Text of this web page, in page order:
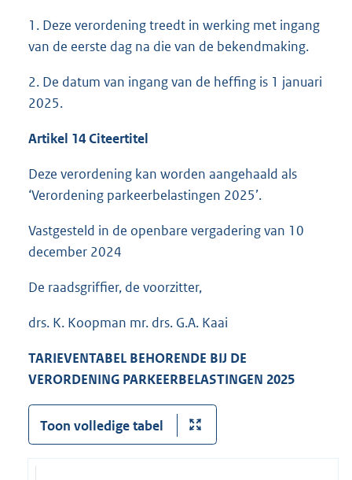
1. Deze verordening treedt in werking met ingang
van de eerste dag na die van de bekendmaking.
2. De datum van ingang van de heffing is 1 januari
2025.
Artikel 14 Citeertitel
Deze verordening kan worden aangehaald als
‘Verordening parkeerbelastingen 2025’.
Vastgesteld in de openbare vergadering van 10
december 2024
De raadsgriffier, de voorzitter,
drs. K. Koopman mr. drs. G.A. Kaai
TARIEVENTABEL BEHORENDE BIJ DE
VERORDENING PARKEERBELASTINGEN 2025
Toon volledige tabel